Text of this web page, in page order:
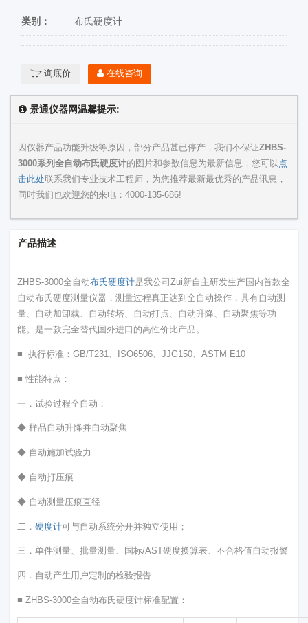
类别： 布氏硬度计
询底价 在线咨询
景通仪器网温馨提示:
因仪器产品功能升级等原因，部分产品甚已停产，我们不保证ZHBS-
3000系列全自动布氏硬度计的图片和参数信息为最新信息，您可以点
击此处联系我们专业技术工程师，为您推荐最新最优秀的产品讯息，
同时我们也欢迎您的来电：4000-135-686!
产品描述
ZHBS-3000全自动布氏硬度计是我公司Zui新自主研发生产国内首款全
自动布氏硬度测量仪器，测量过程真正达到全自动操作，具有自动测
量、自动加卸载、自动转塔、自动打点、自动升降、自动聚焦等功
能。是一款完全替代国外进口的高性价比产品。
■ 执行标准：GB/T231、ISO6506、JJG150、ASTM E10
■ 性能特点：
一．试验过程全自动：
◆ 样品自动升降并自动聚焦
◆ 自动施加试验力
◆ 自动打压痕
◆ 自动测量压痕直径
二．硬度计可与自动系统分开并独立使用；
三．单件测量、批量测量、国标/AST硬度换算表、不合格值自动报警
四．自动产生用户定制的检验报告
■ ZHBS-3000全自动布氏硬度计标准配置：